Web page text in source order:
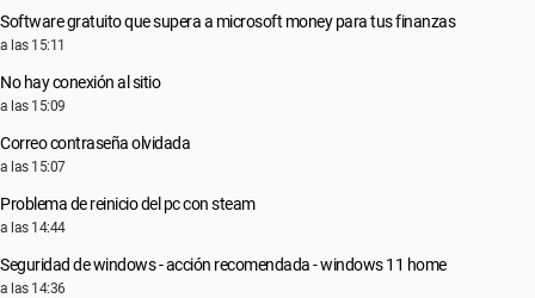
Software gratuito que supera a microsoft money para tus finanzas
a las 15:11
No hay conexión al sitio
a las 15:09
Correo contraseña olvidada
a las 15:07
Problema de reinicio del pc con steam
a las 14:44
Seguridad de windows - acción recomendada - windows 11 home
a las 14:36